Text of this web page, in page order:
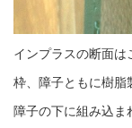
インプラスの断面は
枠、障子ともに樹脂
障子の下に組み込ま